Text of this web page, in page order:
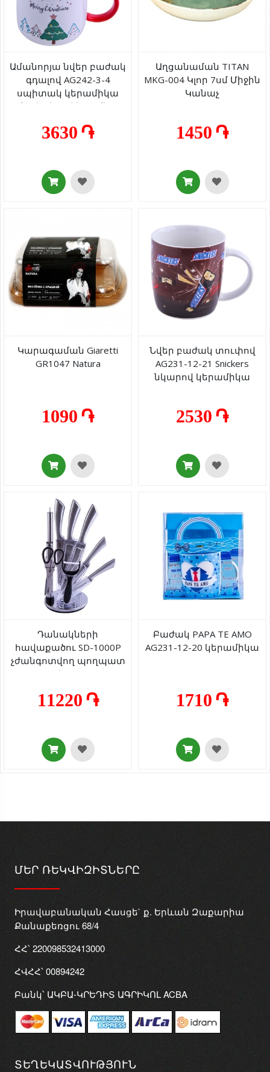
Ամանորյա նվեր բաժակ
գդալով AG242-3-4
սպիտակ կերամիկա
նախշերով կարմիր
3630 ֏
Աղցանաման TITAN
MKG-004 Կլոր 7սմ Միջին
Կանաչ
1450 ֏
Կարագաման Giaretti
GR1047 Natura
1090 ֏
Նվեր բաժակ տուփով
AG231-12-21 Snickers
նկարով կերամիկա
2530 ֏
Դանակների
հավաքածու SD-1000P
չժանգոտվող պողպատ
9 կտոր
11220 ֏
Բաժակ PAPA TE AMO
AG231-12-20 կերամիկա
1710 ֏
ՄԵՐ ՌԵԿՎԻԶԻՏՆԵՐԸ
Իրավաբանական Հասցե` ք. Երևան Զաքարիա
Քանաքեռցու 68/4
ՀՀ՝ 220098532413000
ՀՎՀՀ՝ 00894242
Բանկ՝ ԱԿԲԱ-ԿՐԵԴԻՏ ԱԳՐԻԿՈԼ ACBA
ՏԵՂԵԿԱՏՎՈՒԹՅՈՒՆ